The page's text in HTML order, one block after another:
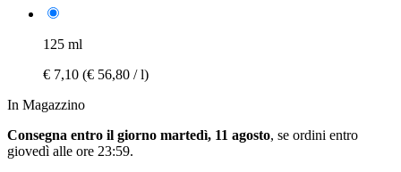
125 ml
€ 7,10 (€ 56,80 / l)
In Magazzino
Consegna entro il giorno martedì, 11 agosto, se ordini entro
giovedì alle ore 23:59.